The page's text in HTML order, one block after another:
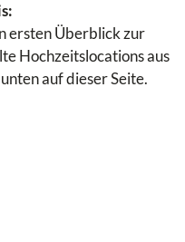
ersten Überblick zur
Hochzeitslocations aus
auf dieser Seite.